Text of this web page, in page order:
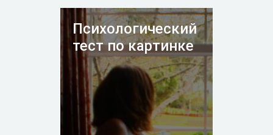
среди них нет.
Психологический
тест по картинке